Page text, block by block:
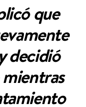
que
decidió